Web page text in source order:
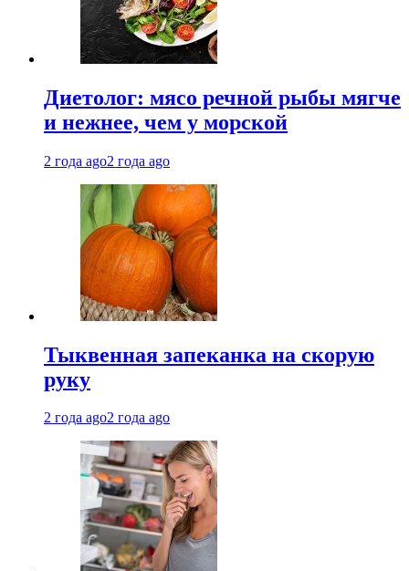
Диетолог: мясо речной рыбы мягче
и нежнее, чем у морской
2 года ago2 года ago
Тыквенная запеканка на скорую
руку
2 года ago2 года ago